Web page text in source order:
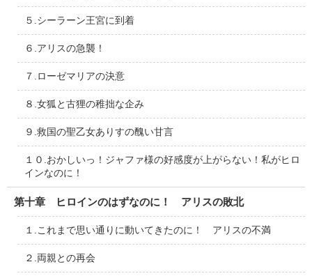
５.シーラーン王宮に到着
６.アリスの急襲！
７.ローゼマリアの決意
８.女狐と古狸の稚拙な企み
９.救国の聖乙女ありすの醜い甘言
１０.おかしいっ！ジャファ様の好感度が上がらない！私がヒロ
インなのに！
第十章 ヒロインのはずなのに！ アリスの敗北
１.これまで思い通りに動いてきたのに！ アリスの不満
２.両親との再会